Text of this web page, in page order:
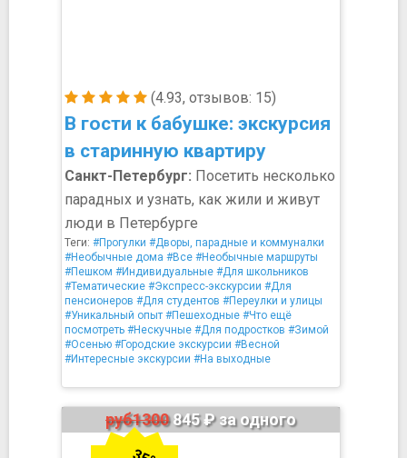
(4.93, отзывов: 15)
В гости к бабушке: экскурсия
в старинную квартиру
Санкт-Петербург: Посетить несколько
парадных и узнать, как жили и живут
люди в Петербурге
Теги: #Прогулки #Дворы, парадные и коммуналки
#Необычные дома #Все #Необычные маршруты
#Пешком #Индивидуальные #Для школьников
#Тематические #Экспресс-экскурсии #Для
пенсионеров #Для студентов #Переулки и улицы
#Уникальный опыт #Пешеходные #Что ещё
посмотреть #Нескучные #Для подростков #Зимой
#Осенью #Городские экскурсии #Весной
#Интересные экскурсии #На выходные
руб1300845 ₽ за одного